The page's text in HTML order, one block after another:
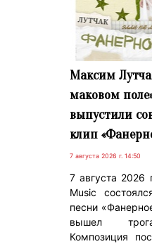
Максим
маковом
выпустили
клип
7 августа 2026 г. 14:50
7 августа 2026
Music
песни
вышел
Композиция